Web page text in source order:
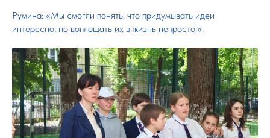
Румина: «Мы смогли понять, что придумывать идеи
интересно, но воплощать их в жизнь непросто!».